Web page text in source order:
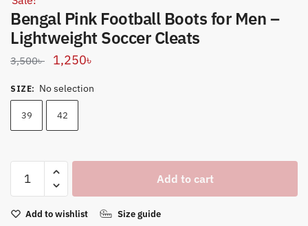
Bengal Pink Football Boots for Men –
Lightweight Soccer Cleats
3,500৳
Original
was:
3,500৳ .
1,250৳
SIZE: No selection
39 42
Pink
Boots
Add to cart
Add to wishlist Size guide